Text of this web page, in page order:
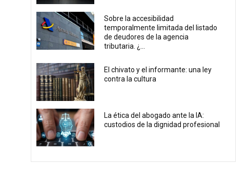
Sobre la accesibilidad
temporalmente limitada del listado
de deudores de la agencia
tributaria. ¿...
El chivato y el informante: una ley
contra la cultura
La ética del abogado ante la IA:
custodios de la dignidad profesional